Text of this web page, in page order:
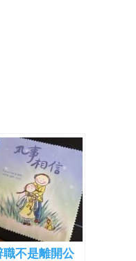
職不是離開公